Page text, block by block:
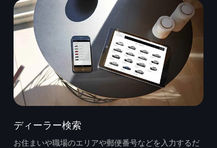
ディーラー検索
お住まいや職場のエリアや郵便番号などを入力するだ